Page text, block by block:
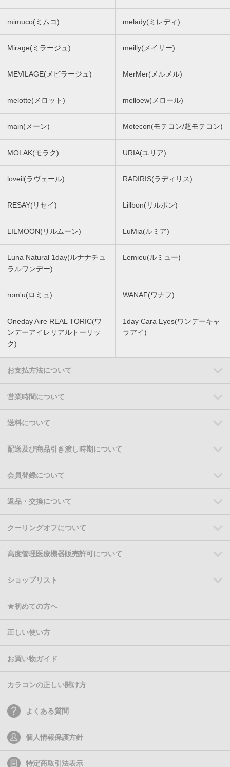
mimuco(ミムコ) melady(ミレディ)
Mirage(ミラージュ) meilly(メイリー)
MEVILAGE(メビラージュ) MerMer(メルメル)
melotte(メロット) melloew(メロール)
main(メーン) Motecon(モテコン/超モテコン)
MOLAK(モラク) URIA(ユリア)
loveil(ラヴェール) RADIRIS(ラディリス)
RESAY(リセイ) Lillbon(リルボン)
LILMOON(リルムーン) LuMia(ルミア)
Luna Natural 1day(ルナナチュ
ラルワンデー)
Lemieu(ルミュー)
rom'u(ロミュ) WANAF(ワナフ)
Oneday Aire REAL TORIC(ワ
ンデーアイレリアルトーリッ
ク)
1day Cara Eyes(ワンデーキャ
ラアイ)
お支払方法について
営業時間について
送料について
配送及び商品引き渡し時期について
会員登録について
返品・交換について
クーリングオフについて
高度管理医療機器販売許可について
ショップリスト
★初めての方へ
正しい使い方
お買い物ガイド
カラコンの正しい開け方
よくある質問
個人情報保護方針
特定商取引法表示